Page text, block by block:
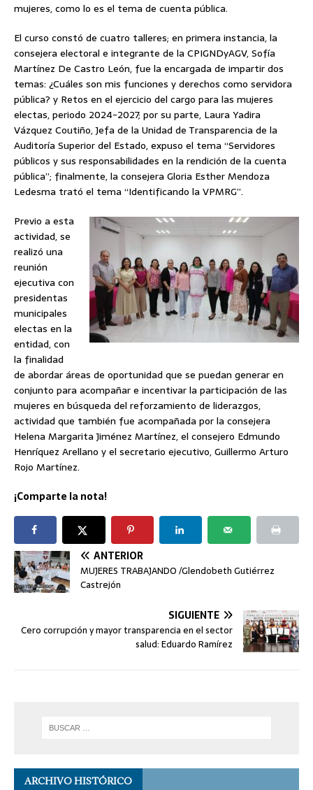
mujeres, como lo es el tema de cuenta pública.
El curso constó de cuatro talleres; en primera instancia, la
consejera electoral e integrante de la CPIGNDyAGV, Sofía
Martínez De Castro León, fue la encargada de impartir dos
temas: ¿Cuáles son mis funciones y derechos como servidora
pública? y Retos en el ejercicio del cargo para las mujeres
electas, periodo 2024-2027; por su parte, Laura Yadira
Vázquez Coutiño, Jefa de la Unidad de Transparencia de la
Auditoría Superior del Estado, expuso el tema “Servidores
públicos y sus responsabilidades en la rendición de la cuenta
pública”; finalmente, la consejera Gloria Esther Mendoza
Ledesma trató el tema “Identificando la VPMRG”.
Previo a esta
actividad, se
realizó una
reunión
ejecutiva con
presidentas
municipales
electas en la
entidad, con
la finalidad
de abordar áreas de oportunidad que se puedan generar en
conjunto para acompañar e incentivar la participación de las
mujeres en búsqueda del reforzamiento de liderazgos,
actividad que también fue acompañada por la consejera
Helena Margarita Jiménez Martínez, el consejero Edmundo
Henríquez Arellano y el secretario ejecutivo, Guillermo Arturo
Rojo Martínez.
¡Comparte la nota!
ANTERIOR
MUJERES TRABAJANDO /Glendobeth Gutiérrez
Castrejón
SIGUIENTE
Cero corrupción y mayor transparencia en el sector
salud: Eduardo Ramírez
ARCHIVO HISTÓRICO